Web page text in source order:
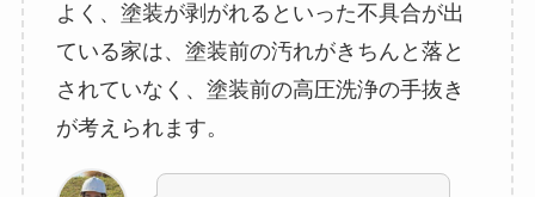
よく、塗装が剥がれるといった不具合が出
ている家は、塗装前の汚れがきちんと落と
されていなく、塗装前の高圧洗浄の手抜き
が考えられます。